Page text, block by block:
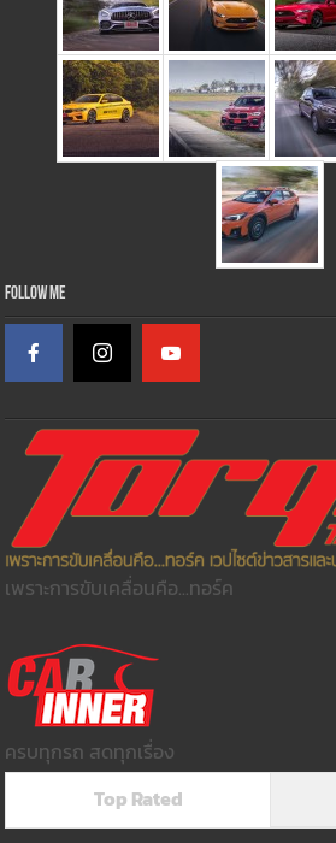
Follow Me
เพราะการขับเคลื่อนคือ...ทอร์ค
ครบทุกรถ สดทุกเรื่อง
Top Rated